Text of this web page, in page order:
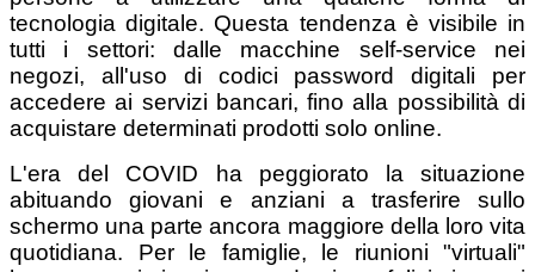
tecnologia digitale. Questa tendenza è visibile in
tutti i settori: dalle macchine self-service nei
negozi, all'uso di codici password digitali per
accedere ai servizi bancari, fino alla possibilità di
acquistare determinati prodotti solo online.
L'era del COVID ha peggiorato la situazione
abituando giovani e anziani a trasferire sullo
schermo una parte ancora maggiore della loro vita
quotidiana. Per le famiglie, le riunioni "virtuali"